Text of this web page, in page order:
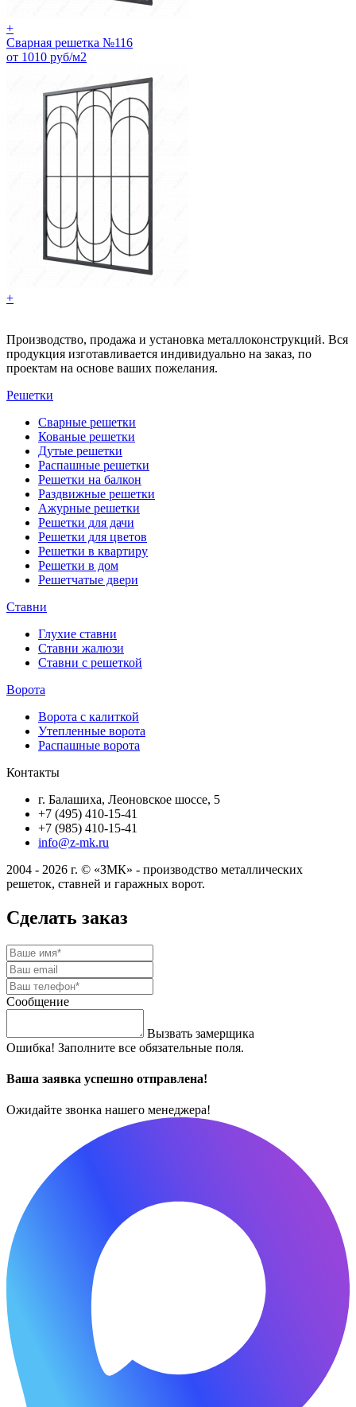
+
Сварная решетка №116
от 1010 руб/м2
+
Производство, продажа и установка металлоконструкций. Вся
продукция изготавливается индивидуально на заказ, по
проектам на основе ваших пожелания.
Решетки
Сварные решетки
Кованые решетки
Дутые решетки
Распашные решетки
Решетки на балкон
Раздвижные решетки
Ажурные решетки
Решетки для дачи
Решетки для цветов
Решетки в квартиру
Решетки в дом
Решетчатые двери
Ставни
Глухие ставни
Ставни жалюзи
Ставни с решеткой
Ворота
Ворота с калиткой
Утепленные ворота
Распашные ворота
Контакты
г. Балашиха, Леоновское шоссе, 5
+7 (495) 410-15-41
+7 (985) 410-15-41
info@z-mk.ru
2004 - 2026 г. © «ЗМК» - производство металлических
решеток, ставней и гаражных ворот.
Сделать заказ
Сообщение
Вызвать замерщика
Ошибка! Заполните все обязательные поля.
Ваша заявка успешно отправлена!
Ожидайте звонка нашего менеджера!